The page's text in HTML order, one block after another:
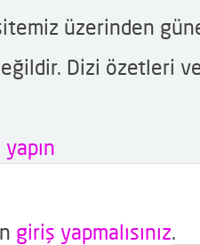
üzerinden
Dizi özetleri
giriş yapmalısınız.